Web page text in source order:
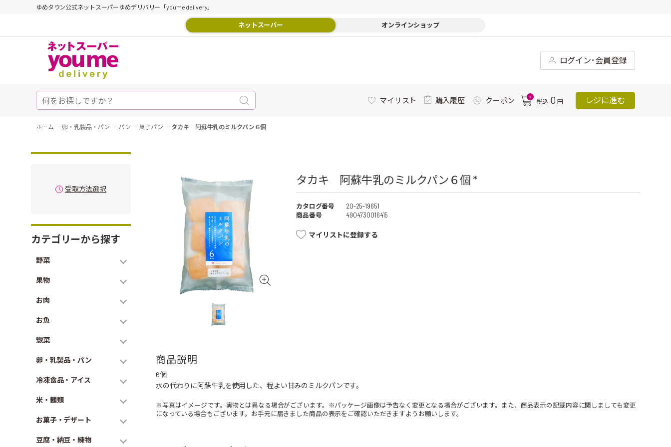
ゆめタウン公式ネットスーパーゆめデリバリー「youme delivery」
ネットスーパー オンラインショップ
ログイン･会員登録
マイリスト 購入履歴 クーポン 0
税込 0 円 レジに進む
ホーム -卵・乳製品・パン - パン -菓子パン - タカキ 阿蘇牛乳のミルクパン６個
受取方法選択
カテゴリーから探す
野菜
果物
お肉
お魚
惣菜
卵・乳製品・パン
冷凍食品・アイス
米・麺類
お菓子・デザート
豆腐・納豆・練物
タカキ 阿蘇牛乳のミルクパン６個 *
カタログ番号
20-25-19651
商品番号
4904730016415
マイリストに登録する
商品説明
6個
水の代わりに阿蘇牛乳を使用した、程よい甘みのミルクパンです。
※写真はイメージです。実物とは異なる場合がございます。※パッケージ画像は予告なく変更となる場合がございます。また、商品表示の記載内容に関しましても変更
になっている場合もございます。お手元に届きました商品の表示をご確認いただきますようお願いします。